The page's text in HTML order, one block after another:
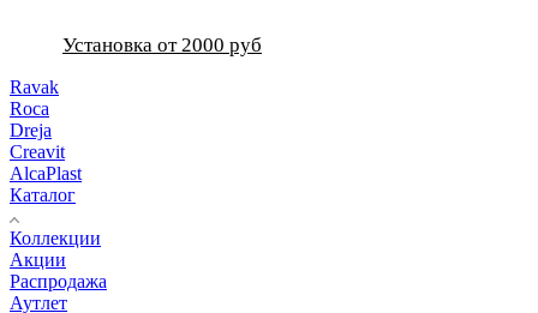
Установка от 2000 руб
Ravak
Roca
Dreja
Creavit
AlcaPlast
Каталог
Коллекции
Акции
Распродажа
Аутлет